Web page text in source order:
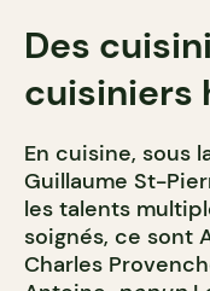
Des
cuisiniers
En cuisine, sous
Guillaume St-
les talents
soignés, ce sont
Charles